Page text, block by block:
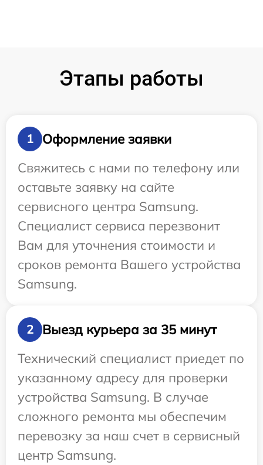
Этапы работы
1
Оформление заявки
Свяжитесь с нами по телефону или
оставьте заявку на сайте
сервисного центра Samsung.
Специалист сервиса перезвонит
Вам для уточнения стоимости и
сроков ремонта Вашего устройства
Samsung.
2
Выезд курьера за 35 минут
Технический специалист приедет по
указанному адресу для проверки
устройства Samsung. В случае
сложного ремонта мы обеспечим
перевозку за наш счет в сервисный
центр Samsung.